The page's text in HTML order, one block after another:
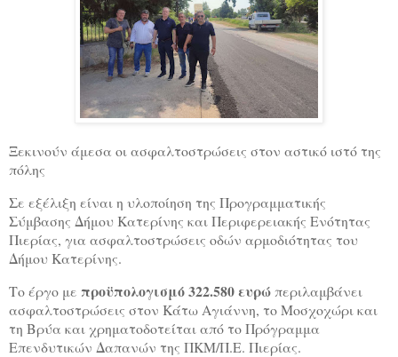
Ξεκινούν άμεσα οι ασφαλτοστρώσεις στον αστικό ιστό της
πόλης
Σε εξέλιξη είναι η υλοποίηση της Προγραμματικής
Σύμβασης Δήμου Κατερίνης και Περιφερειακής Ενότητας
Πιερίας, για ασφαλτοστρώσεις οδών αρμοδιότητας του
Δήμου Κατερίνης.
Το έργο με προϋπολογισμό 322.580 ευρώπεριλαμβάνει
ασφαλτοστρώσεις στον Κάτω Αγιάννη, το Μοσχοχώρι και
τη Βρύα και χρηματοδοτείται από το Πρόγραμμα
Επενδυτικών Δαπανών της ΠΚΜ/Π.Ε. Πιερίας.